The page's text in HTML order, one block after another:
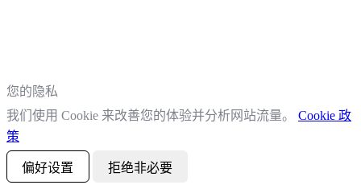
您的隐私
我们使用 Cookie 来改善您的体验并分析网站流量。 Cookie 政
策
偏好设置 拒绝非必要